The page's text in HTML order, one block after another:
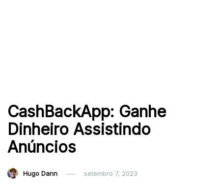
CashBackApp: Ganhe
Dinheiro Assistindo
Anúncios
Hugo Dann setembro 7, 2023